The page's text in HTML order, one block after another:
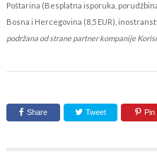
Poštarina (Besplatna isporuka,
Bosna i Hercegovina (8,5 EUR),
podržana od strane partner kompanije
Share Tweet Pin